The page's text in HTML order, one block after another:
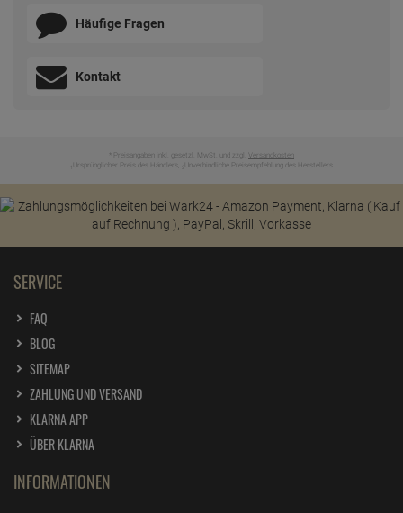
Häufige Fragen
Kontakt
* Preisangaben inkl. gesetzl. MwSt. und zzgl. Versandkosten
Ursprünglicher Preis des Händlers, Unverbindliche Preisempfehlung des Herstellers
SERVICE
FAQ
BLOG
SITEMAP
ZAHLUNG UND VERSAND
KLARNA APP
ÜBER KLARNA
INFORMATIONEN